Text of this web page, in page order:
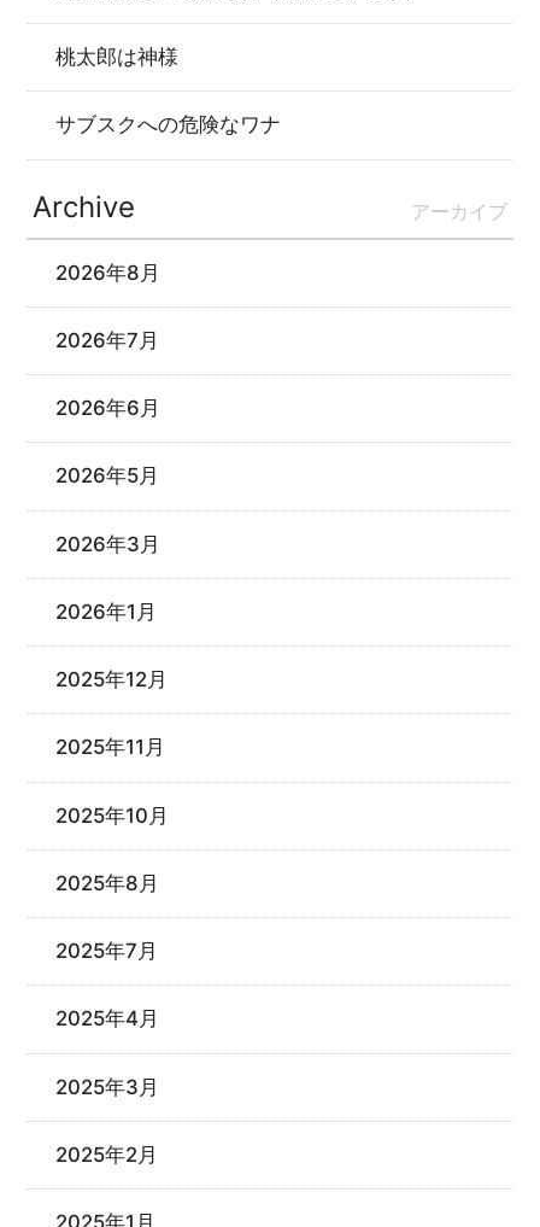
桃太郎は神様
サブスクへの危険なワナ
Archive アーカイブ
2026年8月
2026年7月
2026年6月
2026年5月
2026年3月
2026年1月
2025年12月
2025年11月
2025年10月
2025年8月
2025年7月
2025年4月
2025年3月
2025年2月